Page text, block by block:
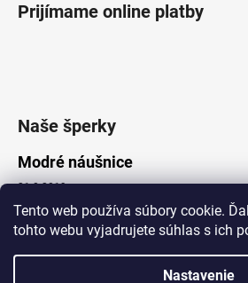
Tento web používa súbory cookie.
tohto webu vyjadrujete súhlas s ich
Nastavenie
Prijímame online platby
Naše šperky
Modré náušnice
21.8.2019
Vytvoril